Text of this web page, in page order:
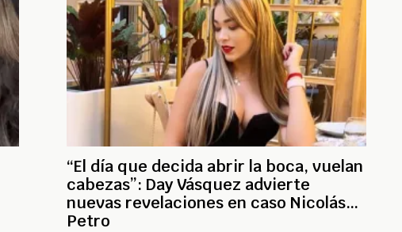
“El día que decida abrir la boca, vuelan
cabezas”: Day Vásquez advierte
nuevas revelaciones en caso Nicolás
Petro